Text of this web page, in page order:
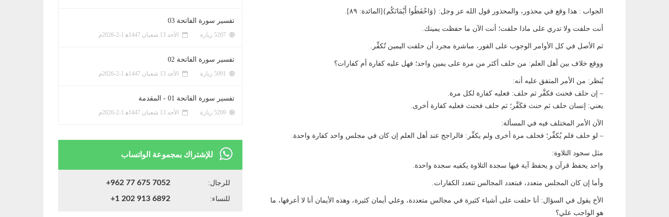
الجواب : هذا وقع في محذور، والمحذور قول الله عز وجل: {وَاحْفَظُوا أَيْمَانَكُم}[المائدة: ٨٩].
أنت حلفت ولا تدري على ماذا حلفت؛ أنت الآن ما حفظت يمينك.
ثم الأصل في كل الأوامر الوجوب على الفور، مباشرة مجرد أن حلفت اليمين تُكفِّر.
ووقع خلاف بين أهل العلم: من حلف أكثر من مرة على يمين واحد؛ فهل عليه كفارة أم كفارات؟
يُنظر: من الأمر المتفق عليه أنه:
– إن حلف فحنث فكفَّر ثم حلف: فعليه كفارة لكل مرة.
يعني: إنسان حلف ثم حنث فكَفَّر؛ ثم حلف فحنث فعليه كفارة أخرى.
الآن الأمر المختلف فيه في المسألة:
– لو حلف فلم يُكفِّر؛ فحلف مرة أخرى ولم يكفِّر: فالراجح عند أهل العلم إن كان في مجلس واحد كفارة واحدة.
مثل سجود التلاوة:
واحد يحفظ قرآن و يحفظ آية فيها سجدة التلاوة يكفيه سجدة واحدة.
وأما إن كان المجلس متعدد، فبتعدد المجالس تتعدد الكفارات.
الأخ يقول في السؤال: أنا حلفت على أشياء كثيرة في مجالس متعددة، وعلي أيمان كثيرة، وهذه الأيمان أنا لا أعرفها، ما
هو الواجب علي؟
تفسير سورة الفاتحة 03
الأحد 13 شعبان 1447ﻫ 1-2-2026م
تفسير سورة الفاتحة 02
الأحد 13 شعبان 1447ﻫ 1-2-2026م
تفسير سورة الفاتحة 01 - المقدمة
الأحد 13 شعبان 1447ﻫ 1-2-2026م
للإشتراك بمجموعة الواتساب
للرجال: +962 77 675 7052
للنساء: +1 202 913 6892